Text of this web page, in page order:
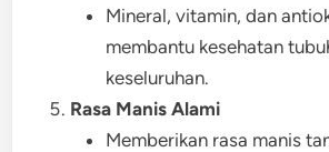
Mineral, vitamin, dan
membantu kesehatan
keseluruhan.
Rasa Manis Alami
Memberikan rasa manis